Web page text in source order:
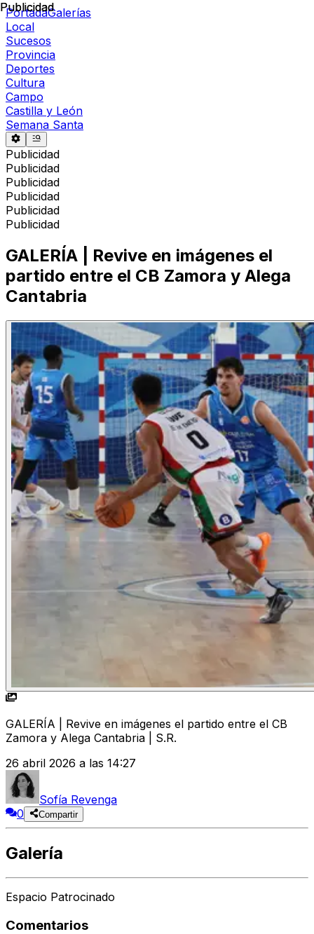
PortadaGalerías
Local
Sucesos
Provincia
Deportes
Cultura
Campo
Castilla y León
Semana Santa
Publicidad
Publicidad
Publicidad
Publicidad
Publicidad
Publicidad
Publicidad
GALERÍA | Revive en imágenes el
partido entre el CB Zamora y Alega
Cantabria
GALERÍA | Revive en imágenes el partido entre el CB
Zamora y Alega Cantabria | S.R.
26 abril 2026 a las 14:27
Sofía Revenga
0
Compartir
Galería
Espacio Patrocinado
Comentarios
Publicidad